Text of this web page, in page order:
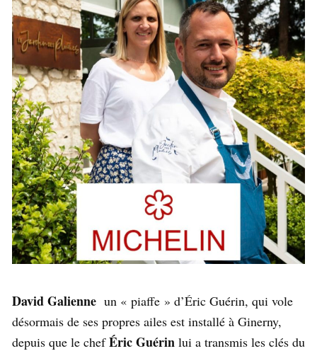
David Galienne un « piaffe » d’Éric Guérin, qui vole
désormais de ses propres ailes est installé à Ginerny,
depuis que le chefÉric Guérin lui a transmis les clés du